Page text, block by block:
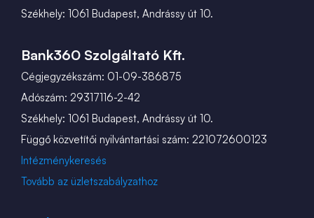
Székhely: 1061 Budapest, Andrássy út 10.
Bank360 Szolgáltató Kft.
Cégjegyzékszám: 01-09-386875
Adószám: 29317116-2-42
Székhely: 1061 Budapest, Andrássy út 10.
Függő közvetítői nyilvántartási szám: 221072600123
Intézménykeresés
Tovább az üzletszabályzathoz